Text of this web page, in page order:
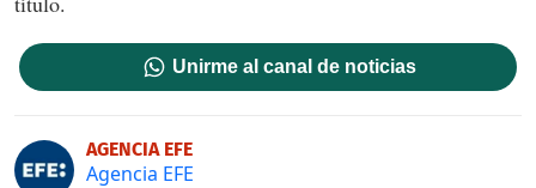
Unirme al canal de noticias
AGENCIA EFE
Agencia EFE